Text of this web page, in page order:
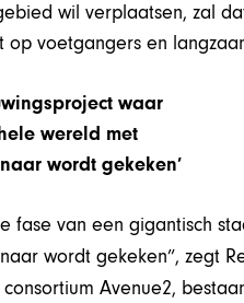
wil verplaatsen, zal
voetgangers en
waar
wereld met
wordt gekeken’
fase van een gigantisch
wordt gekeken”, zegt
Avenue2,